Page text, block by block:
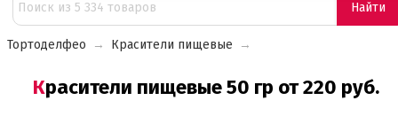
Найти
Тортоделфео → Красители пищевые →
Красители пищевые 50 гр от 220 руб.
Сортировать: